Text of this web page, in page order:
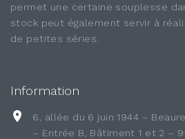
permet une certaine souplesse
stock peut également servir à
de petites séries.
Information
6, allée du 6 juin 1944 –
– Entrée B, Bâtiment 1 et 2 –